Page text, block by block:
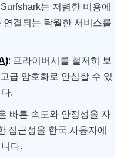
는 저렴한 비용에
연결되는 탁월한 서비스를
: 프라이버시를 철저히 보
급 암호화로 안심할 수 있
.
빠른 속도와 안정성을 자
접근성을 한국 사용자에
다.